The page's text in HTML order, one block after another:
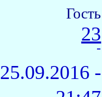
Гость
23
-
25.09.2016 -